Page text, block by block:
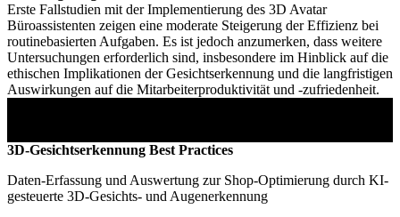
Erste Fallstudien mit der Implementierung des 3D Avatar
Büroassistenten zeigen eine moderate Steigerung der Effizienz bei
routinebasierten Aufgaben. Es ist jedoch anzumerken, dass weitere
Untersuchungen erforderlich sind, insbesondere im Hinblick auf die
ethischen Implikationen der Gesichtserkennung und die langfristigen
Auswirkungen auf die Mitarbeiterproduktivität und -zufriedenheit.
3D-Gesichtserkennung Best Practices
Daten-Erfassung und Auswertung zur Shop-Optimierung durch KI-
gesteuerte 3D-Gesichts- und Augenerkennung